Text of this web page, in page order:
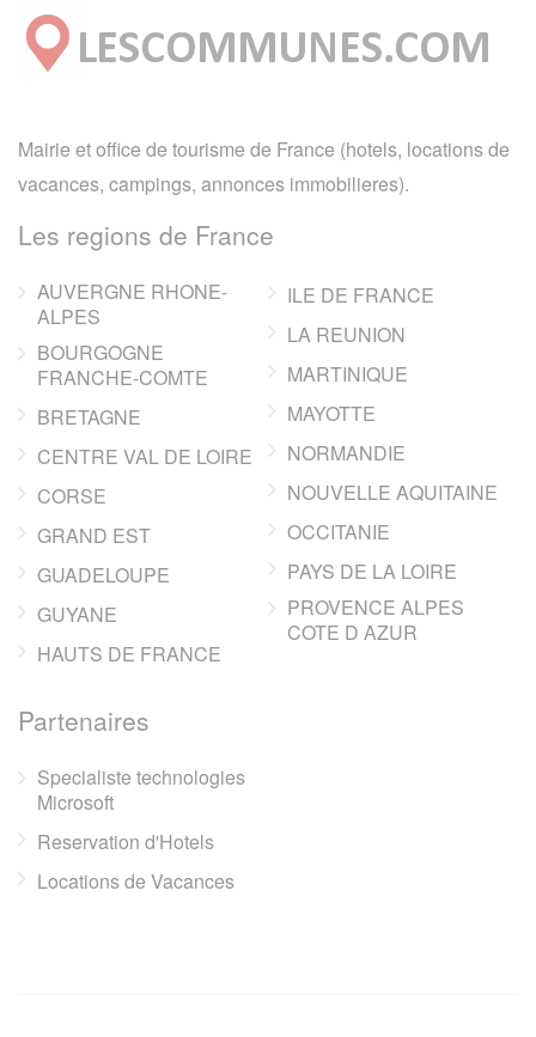
Mairie et office de tourisme de France (hotels, locations de
vacances, campings, annonces immobilieres).
Les regions de France
AUVERGNE RHONE-
ALPES
BOURGOGNE
FRANCHE-COMTE
BRETAGNE
CENTRE VAL DE LOIRE
CORSE
GRAND EST
GUADELOUPE
GUYANE
HAUTS DE FRANCE
ILE DE FRANCE
LA REUNION
MARTINIQUE
MAYOTTE
NORMANDIE
NOUVELLE AQUITAINE
OCCITANIE
PAYS DE LA LOIRE
PROVENCE ALPES
COTE D AZUR
Partenaires
Specialiste technologies
Microsoft
Reservation d'Hotels
Locations de Vacances